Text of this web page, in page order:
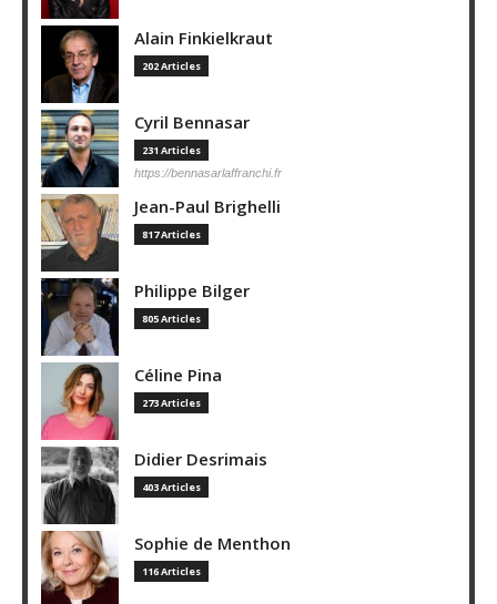
Alain Finkielkraut
202 Articles
Cyril Bennasar
231 Articles
https://bennasarlaffranchi.fr
Jean-Paul Brighelli
817 Articles
Philippe Bilger
805 Articles
Céline Pina
273 Articles
Didier Desrimais
403 Articles
Sophie de Menthon
116 Articles